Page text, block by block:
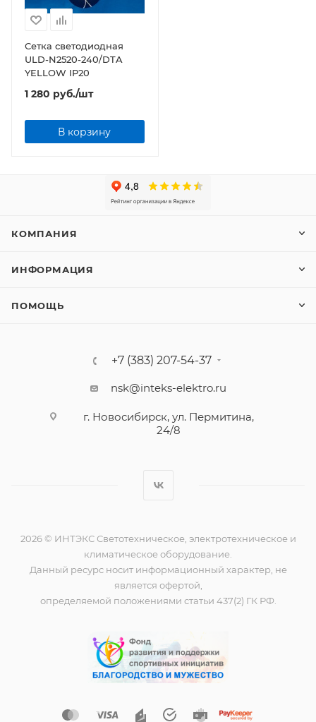
Сетка светодиодная
ULD-N2520-240/DTA
YELLOW IP20
1 280 руб./шт
В корзину
КОМПАНИЯ
ИНФОРМАЦИЯ
ПОМОЩЬ
+7 (383) 207-54-37
nsk@inteks-elektro.ru
г. Новосибирск, ул. Пермитина,
24/8
2026 © ИНТЭКС Светотехническое, электротехническое и
климатическое оборудование.
Данный ресурс носит информационный характер, не
является офертой,
определяемой положениями статьи 437(2) ГК РФ.